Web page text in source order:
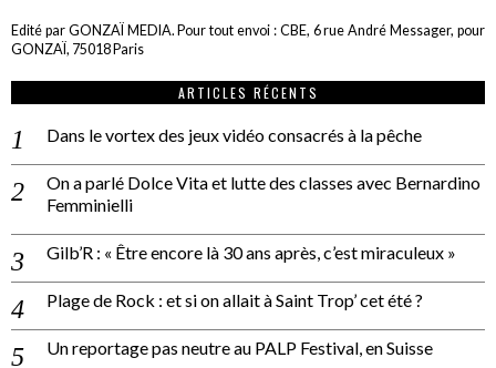
Edité par GONZAÏ MEDIA. Pour tout envoi : CBE, 6 rue André Messager, pour
GONZAÏ, 75018 Paris
ARTICLES RÉCENTS
Dans le vortex des jeux vidéo consacrés à la pêche
On a parlé Dolce Vita et lutte des classes avec Bernardino
Femminielli
Gilb’R : « Être encore là 30 ans après, c’est miraculeux »
Plage de Rock : et si on allait à Saint Trop’ cet été ?
Un reportage pas neutre au PALP Festival, en Suisse